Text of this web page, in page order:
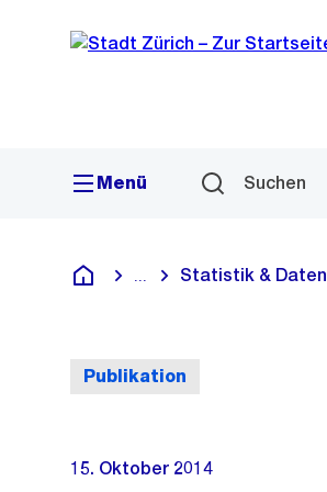
Navigation
Sprunglink
Menü Suchen
Deutsch
Blende alle Breadcrumbs ein
Statistik & Daten
Publikation
15. Oktober 2014